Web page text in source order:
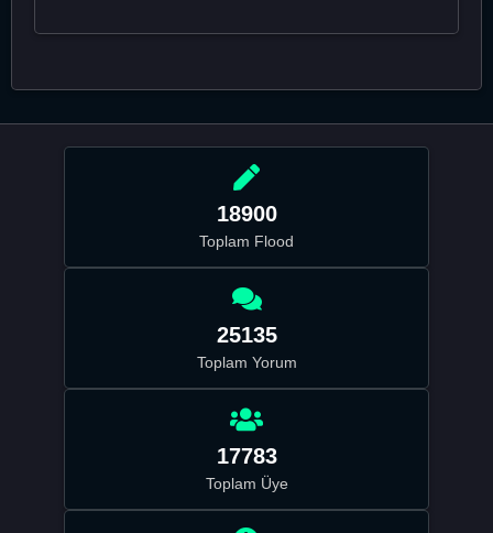
18900
Toplam Flood
25135
Toplam Yorum
17783
Toplam Üye